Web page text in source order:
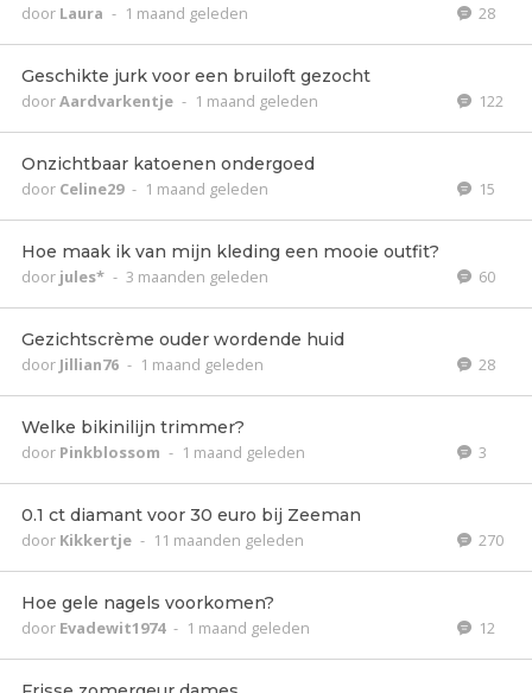
door Laura - 1 maand geleden 28
Geschikte jurk voor een bruiloft gezocht
doorAardvarkentje - 1 maand geleden 122
Onzichtbaar katoenen ondergoed
door Celine29 - 1 maand geleden 15
Hoe maak ik van mijn kleding een mooie outfit?
door jules* - 3 maanden geleden 60
Gezichtscrème ouder wordende huid
door Jillian76 - 1 maand geleden 28
Welke bikinilijn trimmer?
door Pinkblossom - 1 maand geleden 3
0.1 ct diamant voor 30 euro bij Zeeman
door Kikkertje - 11 maanden geleden 270
Hoe gele nagels voorkomen?
door Evadewit1974 - 1 maand geleden 12